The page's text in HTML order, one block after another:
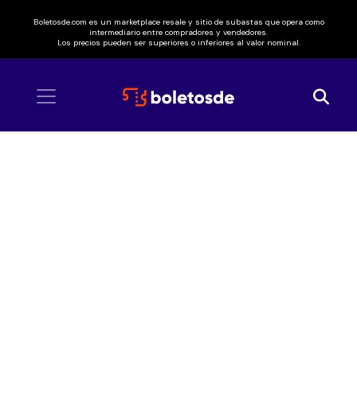
Boletosde.com es un marketplace resale y sitio de subastas que opera como
intermediario entre compradores y vendedores.
Los precios pueden ser superiores o inferiores al valor nominal.